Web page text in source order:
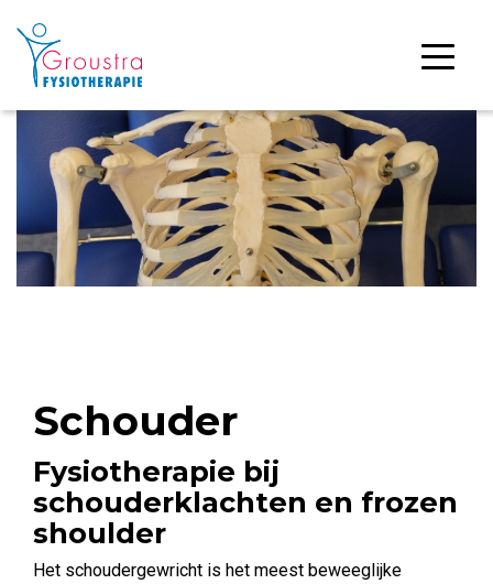
Schouder
Fysiotherapie bij
schouderklachten en frozen
shoulder
Het schoudergewricht is het meest beweeglijke